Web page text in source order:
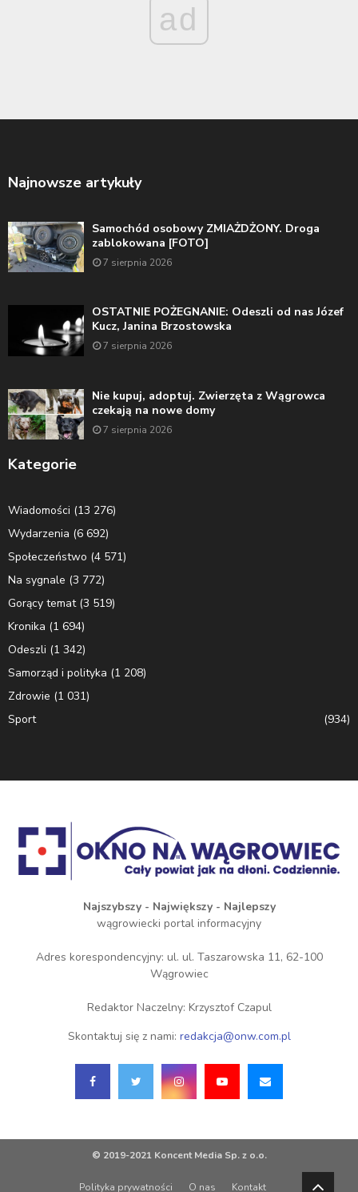
ad
Najnowsze artykuły
Samochód osobowy ZMIAŻDŻONY. Droga
zablokowana [FOTO]
7 sierpnia 2026
OSTATNIE POŻEGNANIE: Odeszli od nas Józef
Kucz, Janina Brzostowska
7 sierpnia 2026
Nie kupuj, adoptuj. Zwierzęta z Wągrowca
czekają na nowe domy
7 sierpnia 2026
Kategorie
Wiadomości (13 276)
Wydarzenia (6 692)
Społeczeństwo (4 571)
Na sygnale (3 772)
Gorący temat(3 519)
Kronika (1 694)
Odeszli (1 342)
Samorząd i polityka (1 208)
Zdrowie (1 031)
Sport
(934)
Najszybszy - Największy - Najlepszy
wągrowiecki portal informacyjny
Adres korespondencyjny: ul. ul. Taszarowska 11, 62-100
Wągrowiec
Redaktor Naczelny: Krzysztof Czapul
Skontaktuj się z nami: redakcja@onw.com.pl
© 2019-2021 Koncent Media Sp. z o.o.
Polityka prywatności O nas Kontakt